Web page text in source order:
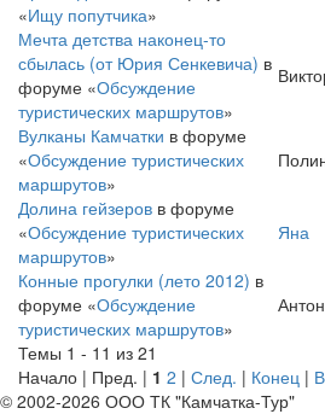
«Ищу попутчика»
Мечта детства наконец-то
сбылась (от Юрия Сенкевича) в
форуме «Обсуждение
туристических маршрутов»
Вулканы Камчатки в форуме
«Обсуждение туристических
маршрутов»
Долина гейзеров в форуме
«Обсуждение туристических
маршрутов»
Яна
Конные прогулки (лето 2012) в
форуме «Обсуждение
туристических маршрутов»
Темы 1 - 11 из 21
Начало | Пред. | 1 2 | След. | Конец |
© 2002-2026 ООО ТК "Камчатка-Тур"